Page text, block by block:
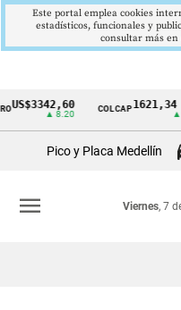
Cintillo
Colombia
▲ 8.20
COLCAP 1621,34 pts
▲ 0.67
Pico y Placa Medellín
Viernes, 7
menu
Este portal emplea cookies
estadísticos, funcionales y
consultar más